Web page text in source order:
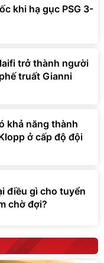
khi hạ gục PSG 3-
trở thành người
truất Gianni
khả năng thành
ở cấp độ đội
điều gì cho tuyển
chờ đợi?